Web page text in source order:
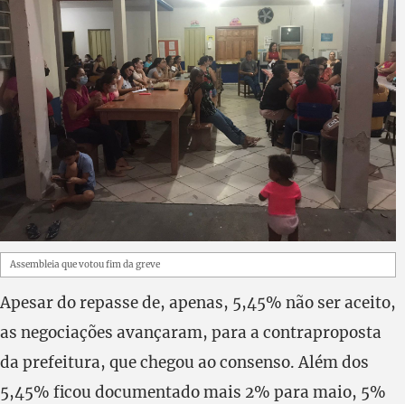
Assembleia que votou fim da greve
Apesar do repasse de, apenas, 5,45% não ser aceito,
as negociações avançaram, para a contraproposta
da prefeitura, que chegou ao consenso. Além dos
5,45% ficou documentado mais 2% para maio, 5%